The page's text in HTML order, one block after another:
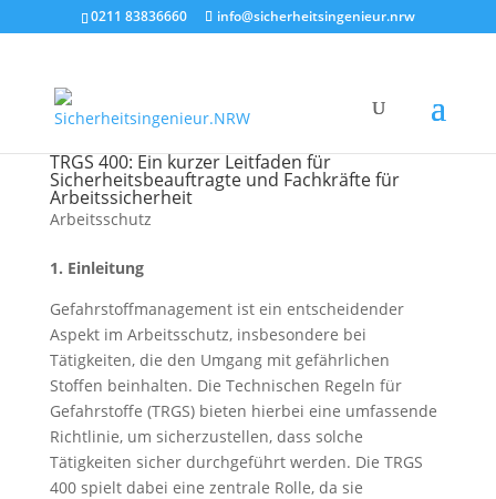
0211 83836660 info@sicherheitsingenieur.nrw
TRGS 400: Ein kurzer Leitfaden für
Sicherheitsbeauftragte und Fachkräfte für
Arbeitssicherheit
Arbeitsschutz
1. Einleitung
Gefahrstoffmanagement ist ein entscheidender
Aspekt im Arbeitsschutz, insbesondere bei
Tätigkeiten, die den Umgang mit gefährlichen
Stoffen beinhalten. Die Technischen Regeln für
Gefahrstoffe (TRGS) bieten hierbei eine umfassende
Richtlinie, um sicherzustellen, dass solche
Tätigkeiten sicher durchgeführt werden. Die TRGS
400 spielt dabei eine zentrale Rolle, da sie